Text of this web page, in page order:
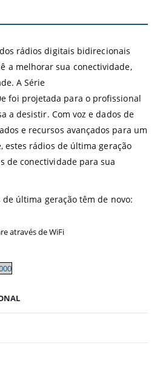
rádios digitais bidirecionais
a melhorar sua conectividade,
A Série
foi projetada para o profissional
a desistir. Com voz e dados de
e recursos avançados para um
estes rádios de última geração
de conectividade para sua
última geração têm de novo:
através de WiFi